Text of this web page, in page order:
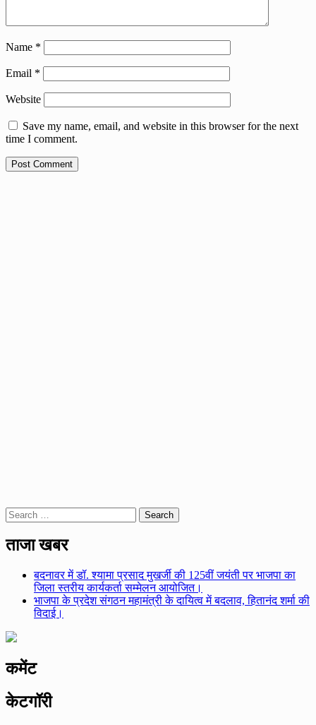
Name *
Email *
Website
Save my name, email, and website in this browser for the next
time I comment.
Search
for:
ताजा खबर
बदनावर में डॉ. श्यामा प्रसाद मुखर्जी की 125वीं जयंती पर भाजपा का
जिला स्तरीय कार्यकर्ता सम्मेलन आयोजित।
भाजपा के प्रदेश संगठन महामंत्री के दायित्व में बदलाव, हितानंद शर्मा की
विदाई।
कमेंट
केटगॉरी